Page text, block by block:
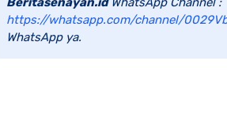
https://whatsapp.com/channel/
WhatsApp ya.